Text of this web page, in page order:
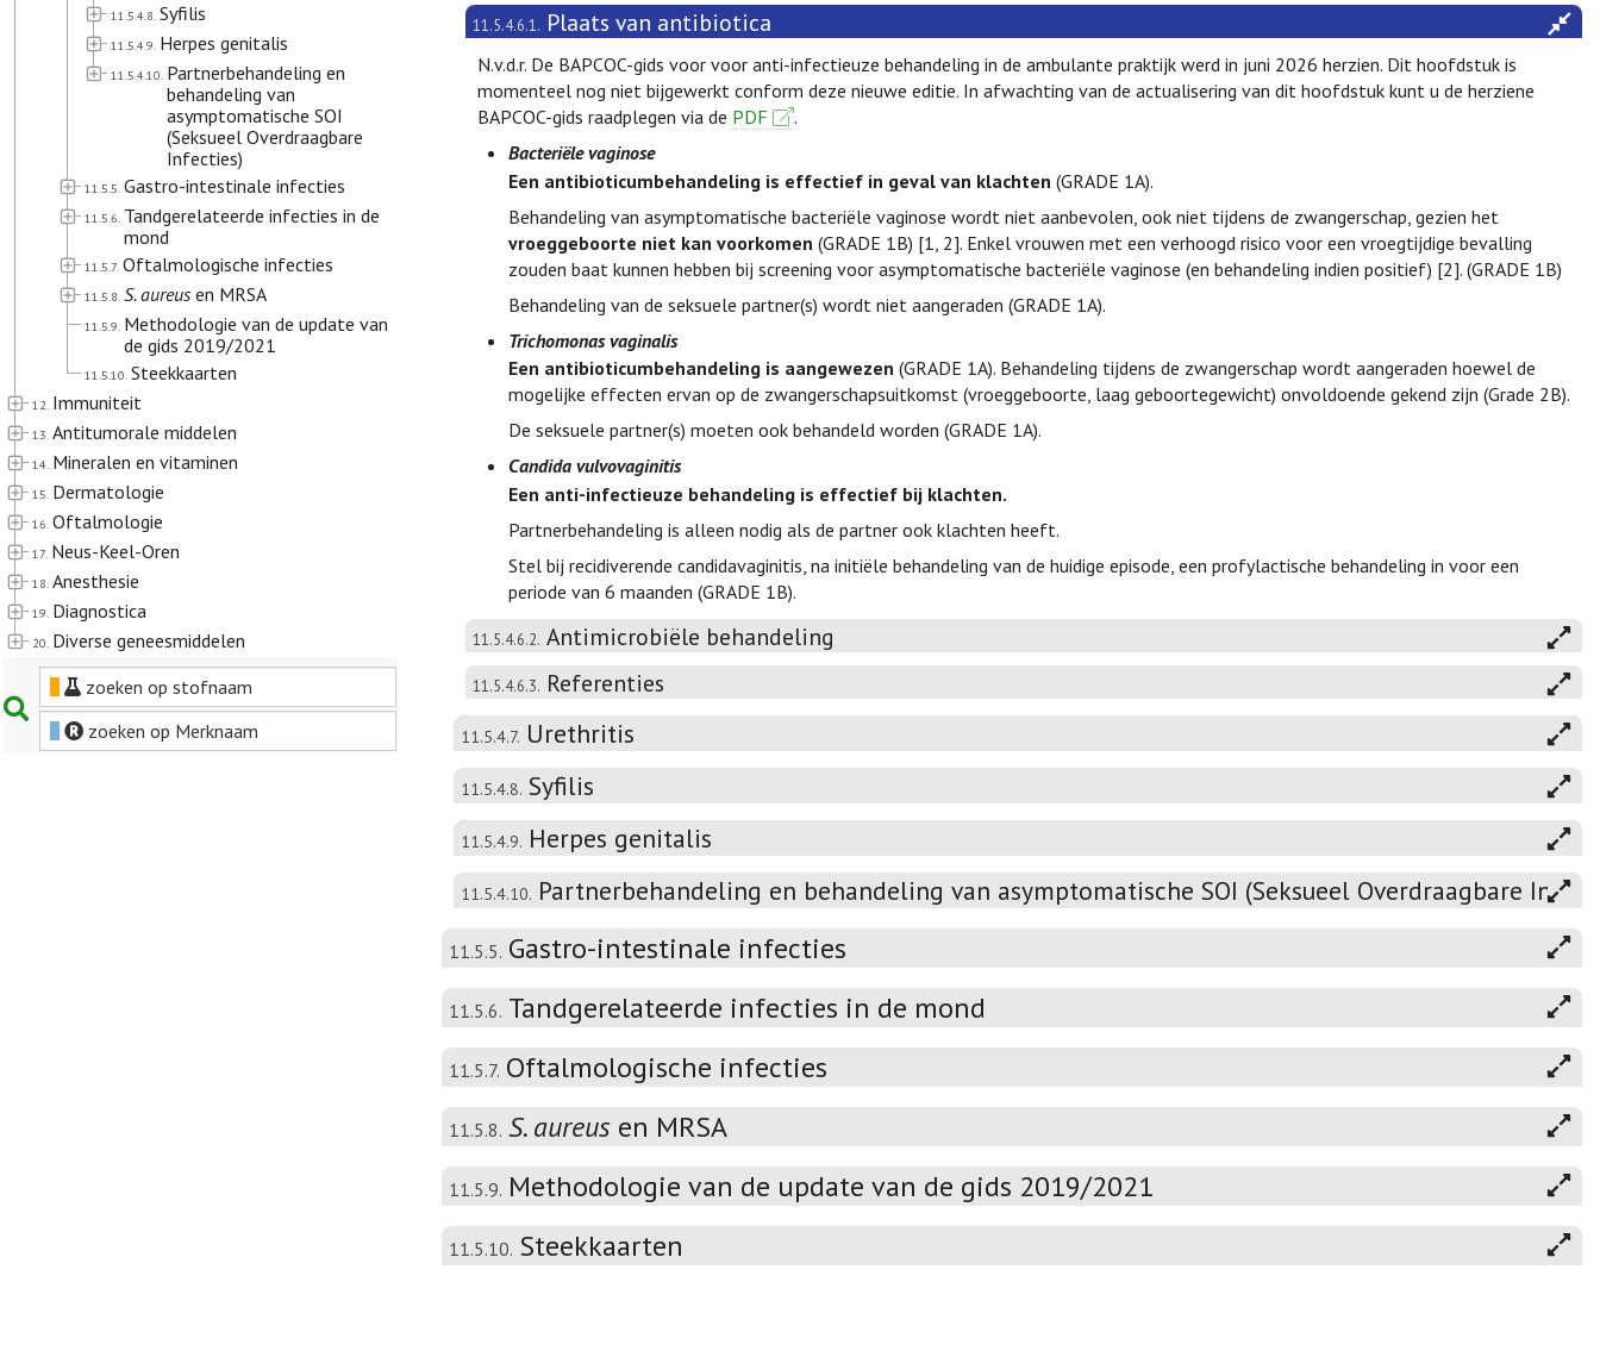
11.5.4.8. Syfilis
11.5.4.9. Herpes genitalis
11.5.4.10. Partnerbehandeling en
behandeling van
asymptomatische SOI
(Seksueel Overdraagbare
Infecties)
11.5.5. Gastro-intestinale infecties
11.5.6. Tandgerelateerde infecties in de
mond
11.5.7. Oftalmologische infecties
11.5.8. S. aureus en MRSA
11.5.9. Methodologie van de update van
de gids 2019/2021
11.5.10. Steekkaarten
12. Immuniteit
13. Antitumorale middelen
14. Mineralen en vitaminen
15. Dermatologie
16. Oftalmologie
17. Neus-Keel-Oren
18. Anesthesie
19. Diagnostica
20. Diverse geneesmiddelen
zoeken op stofnaam
zoeken op Merknaam
11.5.4.6.1. Plaats van antibiotica
N.v.d.r. De BAPCOC-gids voor voor anti-infectieuze behandeling in de ambulante praktijk werd in juni 2026 herzien. Dit hoofdstuk is
momenteel nog niet bijgewerkt conform deze nieuwe editie. In afwachting van de actualisering van dit hoofdstuk kunt u de herziene
BAPCOC-gids raadplegen via de PDF
.
Bacteriële vaginose
Een antibioticumbehandeling is effectief in geval van klachten (GRADE 1A).
Behandeling van asymptomatische bacteriële vaginose wordt niet aanbevolen, ook niet tijdens de zwangerschap, gezien het
vroeggeboorte niet kan voorkomen (GRADE 1B) [1, 2]. Enkel vrouwen met een verhoogd risico voor een vroegtijdige bevalling
zouden baat kunnen hebben bij screening voor asymptomatische bacteriële vaginose (en behandeling indien positief) [2]. (GRADE 1B)
Behandeling van de seksuele partner(s) wordt niet aangeraden (GRADE 1A).
Trichomonas vaginalis
Een antibioticumbehandeling is aangewezen (GRADE 1A). Behandeling tijdens de zwangerschap wordt aangeraden hoewel de
mogelijke effecten ervan op de zwangerschapsuitkomst (vroeggeboorte, laag geboortegewicht) onvoldoende gekend zijn (Grade 2B).
De seksuele partner(s) moeten ook behandeld worden (GRADE 1A).
Candida vulvovaginitis
Een anti-infectieuze behandeling is effectief bij klachten.
Partnerbehandeling is alleen nodig als de partner ook klachten heeft.
Stel bij recidiverende candidavaginitis, na initiële behandeling van de huidige episode, een profylactische behandeling in voor een
periode van 6 maanden (GRADE 1B).
11.5.4.6.2. Antimicrobiële behandeling
11.5.4.6.3. Referenties
11.5.4.7. Urethritis
11.5.4.8. Syfilis
11.5.4.9. Herpes genitalis
11.5.4.10. Partnerbehandeling en behandeling van asymptomatische SOI (Seksueel Overdraagbare
11.5.5. Gastro-intestinale infecties
11.5.6. Tandgerelateerde infecties in de mond
11.5.7. Oftalmologische infecties
11.5.8. S. aureus en MRSA
11.5.9. Methodologie van de update van de gids 2019/2021
11.5.10. Steekkaarten